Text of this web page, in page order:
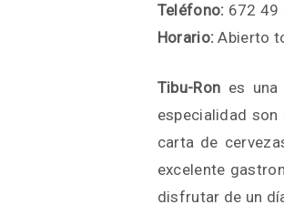
Teléfono: 672 49
Horario: Abierto
Tibu-Ron es
especialidad son
carta de
excelente
disfrutar de un